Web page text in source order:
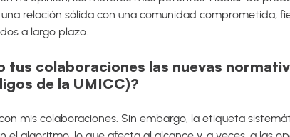
relación sólida con una comunidad comprometida,
a largo plazo.
colaboraciones las nuevas
de la UMICC)?
mis colaboraciones. Sin embargo, la etiqueta